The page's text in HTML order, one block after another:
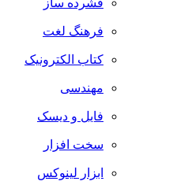
فشرده ساز
فرهنگ لغت
کتاب الکترونیک
مهندسی
فایل و دیسک
سخت افزار
ابزار لینوکس